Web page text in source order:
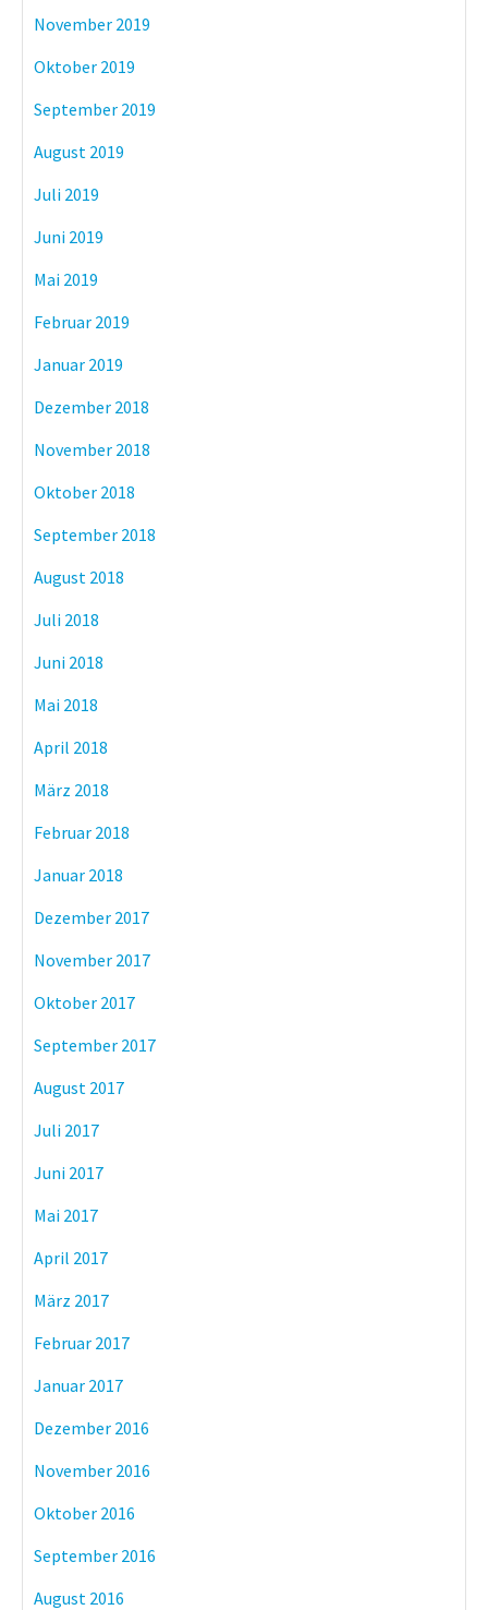
November 2019
Oktober 2019
September 2019
August 2019
Juli 2019
Juni 2019
Mai 2019
Februar 2019
Januar 2019
Dezember 2018
November 2018
Oktober 2018
September 2018
August 2018
Juli 2018
Juni 2018
Mai 2018
April 2018
März 2018
Februar 2018
Januar 2018
Dezember 2017
November 2017
Oktober 2017
September 2017
August 2017
Juli 2017
Juni 2017
Mai 2017
April 2017
März 2017
Februar 2017
Januar 2017
Dezember 2016
November 2016
Oktober 2016
September 2016
August 2016